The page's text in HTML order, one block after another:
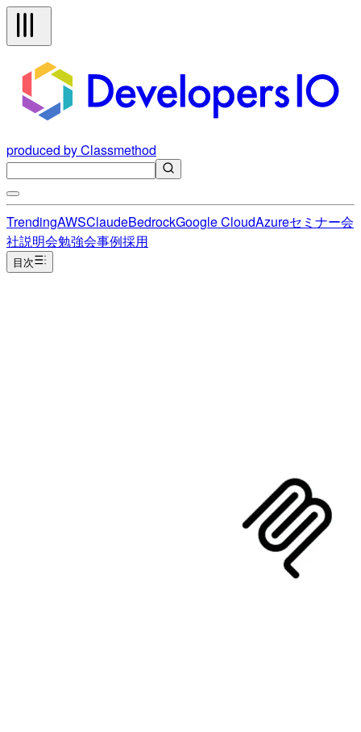
produced by Classmethod
TrendingAWSClaudeBedrockGoogle CloudAzureセミナー会
社説明会勉強会事例採用
目次